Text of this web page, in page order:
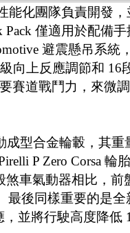
能化團隊負責開發，
僅適用於配備
避震懸吊系統
向上反應調節和 16
賽道戰鬥力，來微
型合金輪轂，其重
P Zero Corsa 輪
煞車氣動器相比，前
最後同樣重要的是全
並將行駛高度降低